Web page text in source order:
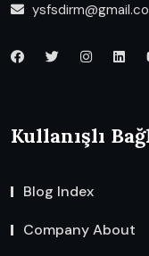
Kullanışlı
Blog Index
Company About